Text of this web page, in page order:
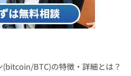
(bitcoin/BTC)の特徴・詳細とは？